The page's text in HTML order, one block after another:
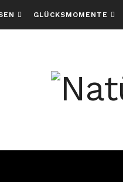
GLÜCKSMOMENTE